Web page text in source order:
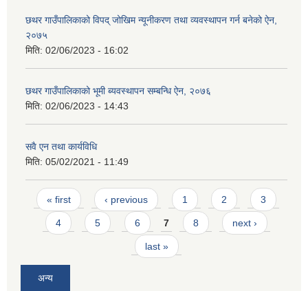
छथर गाउँपालिकाको विपद् जोखिम न्यूनीकरण तथा व्यवस्थापन गर्न बनेको ऐन,
२०७५
मिति: 02/06/2023 - 16:02
छथर गाउँपालिकाको भूमी ब्यवस्थापन सम्बन्धि ऐन, २०७६
मिति: 02/06/2023 - 14:43
सवै एन तथा कार्यविधि
मिति: 05/02/2021 - 11:49
Pages
« first ‹ previous 1 2 3
4 5 6 7 8 next ›
last »
अन्य